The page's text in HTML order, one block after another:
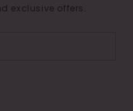
exclusive offers.